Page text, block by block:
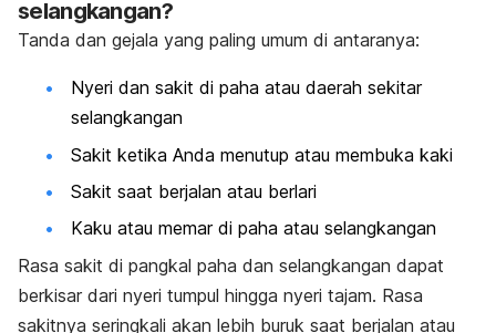
selangkangan?
Tanda dan gejala yang paling umum di antaranya:
Nyeri dan sakit di paha atau daerah sekitar
selangkangan
Sakit ketika Anda menutup atau membuka kaki
Sakit saat berjalan atau berlari
Kaku atau memar di paha atau selangkangan
Rasa sakit di pangkal paha dan selangkangan dapat
berkisar dari nyeri tumpul hingga nyeri tajam. Rasa
sakitnya seringkali akan lebih buruk saat berjalan atau